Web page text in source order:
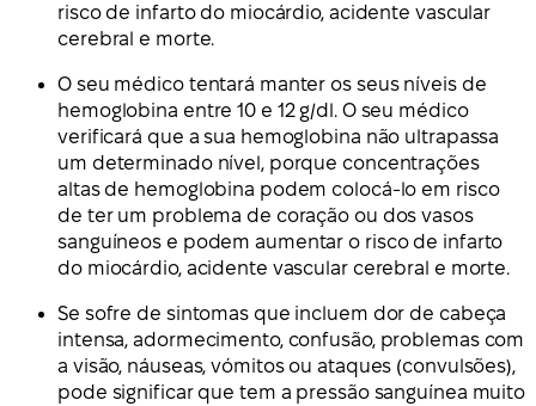
risco de infarto do miocárdio, acidente vascular
cerebral e morte.
O seu médico tentará manter os seus níveis de
hemoglobina entre 10 e 12 g/dl. O seu médico
verificará que a sua hemoglobina não ultrapassa
um determinado nível, porque concentrações
altas de hemoglobina podem colocá-lo em risco
de ter um problema de coração ou dos vasos
sanguíneos e podem aumentar o risco de infarto
do miocárdio, acidente vascular cerebral e morte.
Se sofre de sintomas que incluem dor de cabeça
intensa, adormecimento, confusão, problemas com
a visão, náuseas, vómitos ou ataques (convulsões),
pode significar que tem a pressão sanguínea muito